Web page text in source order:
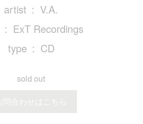
artist
V.A.
ExT Recordings
type
CD
sold out
お問合わせはこちら